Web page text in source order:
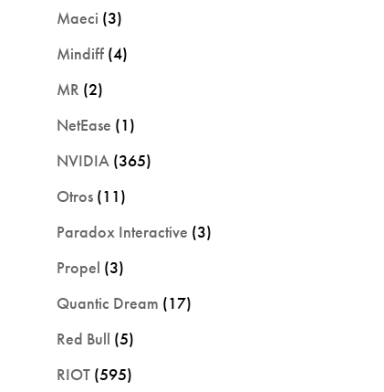
Maeci (3)
Mindiff (4)
MR (2)
NetEase (1)
NVIDIA (365)
Otros (11)
Paradox Interactive (3)
Propel (3)
Quantic Dream (17)
Red Bull (5)
RIOT (595)